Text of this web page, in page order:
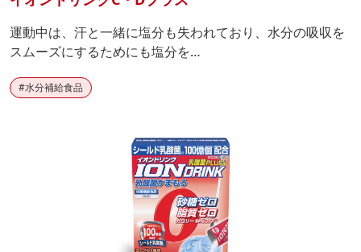
運動中は、汗と一緒に塩分も失われており、水分の吸収を
スムーズにするためにも塩分を…
#水分補給食品